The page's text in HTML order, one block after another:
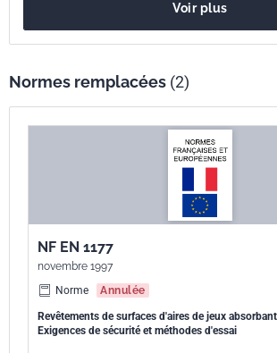
s'appliquent aussi bien aux essais en laboratoire
site.
Voir plus
Normes remplacées (2)
NF EN 1177
novembre 1997
Norme
Annulée
Revêtements de surfaces d'aires de jeux
Exigences de sécurité et méthodes d'essai